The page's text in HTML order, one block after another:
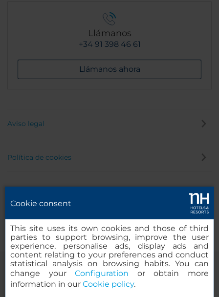
Llámanos
+34 91 398 46 61
Llámanos ahora
Aviso legal
Política de cookies
Canal de denuncias
Cookie consent
This site uses its own cookies and those of third
parties to support browsing, improve the user
experience, personalise ads, display ads and
content relating to your preferences and conduct
statistical analysis on browsing habits. You can
change yourConfiguration or obtain more
information in our Cookie policy.